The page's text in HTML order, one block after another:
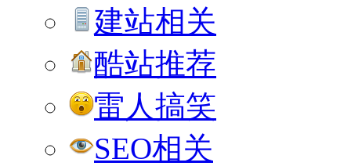
建站相关
酷站推荐
雷人搞笑
SEO相关